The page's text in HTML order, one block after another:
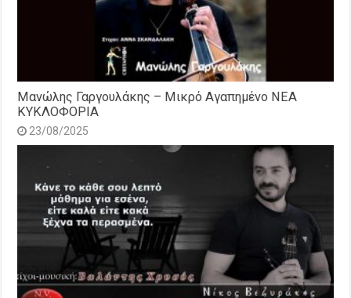
Μανώλης Γαργουλάκης – Μικρό Αγαπημένο NEΑ
ΚΥΚΛΟΦΟΡΙΑ
23/08/2025